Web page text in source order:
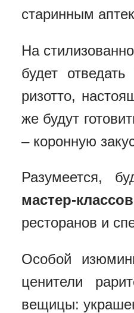
старинным
На
будет
ризотто,
же будут
– коронную
Разумеется,
мастер-классов
ресторанов и
Особой
ценители
вещицы: